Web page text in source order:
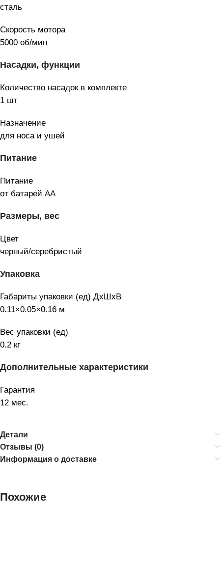
сталь
Скорость мотора
5000 об/мин
Насадки, функции
Количество насадок в комплекте
1 шт
Назначение
для носа и ушей
Питание
Питание
от батарей AA
Размеры, вес
Цвет
черный/серебристый
Упаковка
Габариты упаковки (ед) ДхШхВ
0.11×0.05×0.16 м
Вес упаковки (ед)
0.2 кг
Дополнительные характеристики
Гарантия
12 мес.
Детали
Отзывы (0)
Информация о доставке
Похожие